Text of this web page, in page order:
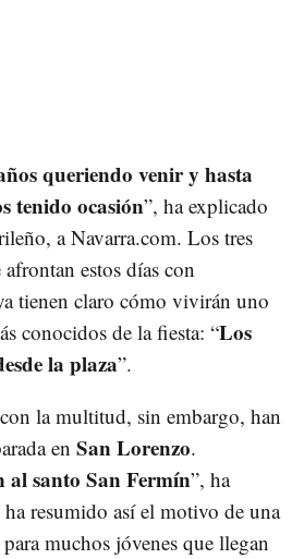
queriendo venir y hasta
tenido ocasión”, ha explicado
a Navarra.com. Los tres
estos días con
tienen claro cómo vivirán uno
conocidos de la fiesta: “Los
la plaza”.
la multitud, sin embargo, han
en San Lorenzo.
al santo San Fermín”, ha
ha resumido así el motivo de una
muchos jóvenes que llegan